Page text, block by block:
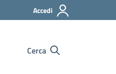
Accedi
Cerca